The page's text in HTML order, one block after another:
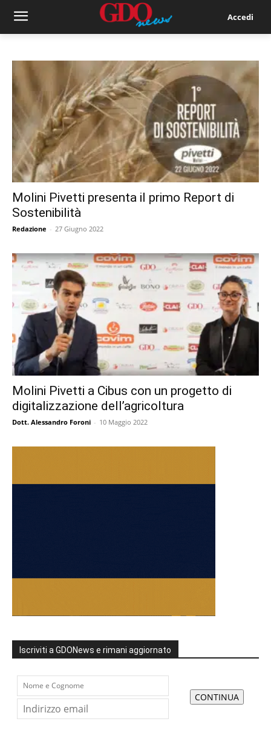
Accedi
Molini Pivetti presenta il primo Report di
Sostenibilità
Redazione - 27 Giugno 2022
Molini Pivetti a Cibus con un progetto di
digitalizzazione dell’agricoltura
Dott. Alessandro Foroni - 10 Maggio 2022
Iscriviti a GDONews e rimani aggiornato